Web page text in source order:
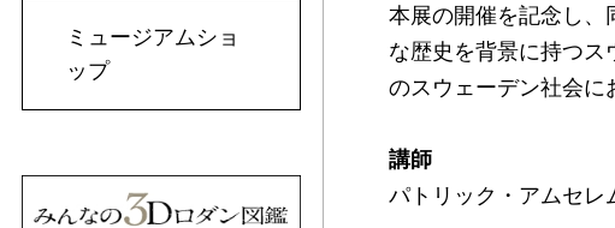
ミュージアムショ
ップ
本展の開催を記念し、
な歴史を背景に持つ
のスウェーデン社会に
講師
パトリック・アムセレ